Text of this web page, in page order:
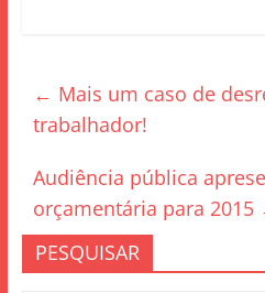
b
o
o
k
← Mais um caso de
trabalhador!
Audiência pública
orçamentária para 2015
PESQUISAR